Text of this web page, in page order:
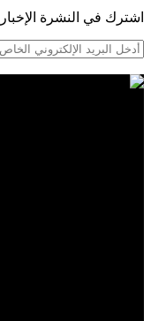
اشترك في النشرة